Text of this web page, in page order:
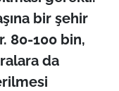
bir şehir
80-100 bin,
da